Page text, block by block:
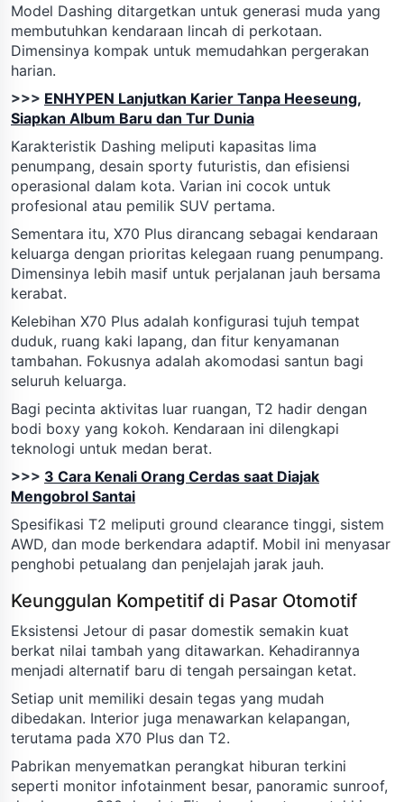
Model Dashing ditargetkan untuk generasi muda yang
membutuhkan kendaraan lincah di perkotaan.
Dimensinya kompak untuk memudahkan pergerakan
harian.
>>> ENHYPEN Lanjutkan Karier Tanpa Heeseung,
Siapkan Album Baru dan Tur Dunia
Karakteristik Dashing meliputi kapasitas lima
penumpang, desain sporty futuristis, dan efisiensi
operasional dalam kota. Varian ini cocok untuk
profesional atau pemilik SUV pertama.
Sementara itu, X70 Plus dirancang sebagai kendaraan
keluarga dengan prioritas kelegaan ruang penumpang.
Dimensinya lebih masif untuk perjalanan jauh bersama
kerabat.
Kelebihan X70 Plus adalah konfigurasi tujuh tempat
duduk, ruang kaki lapang, dan fitur kenyamanan
tambahan. Fokusnya adalah akomodasi santun bagi
seluruh keluarga.
Bagi pecinta aktivitas luar ruangan, T2 hadir dengan
bodi boxy yang kokoh. Kendaraan ini dilengkapi
teknologi untuk medan berat.
>>> 3 Cara Kenali Orang Cerdas saat Diajak
Mengobrol Santai
Spesifikasi T2 meliputi ground clearance tinggi, sistem
AWD, dan mode berkendara adaptif. Mobil ini menyasar
penghobi petualang dan penjelajah jarak jauh.
Keunggulan Kompetitif di Pasar Otomotif
Eksistensi Jetour di pasar domestik semakin kuat
berkat nilai tambah yang ditawarkan. Kehadirannya
menjadi alternatif baru di tengah persaingan ketat.
Setiap unit memiliki desain tegas yang mudah
dibedakan. Interior juga menawarkan kelapangan,
terutama pada X70 Plus dan T2.
Pabrikan menyematkan perangkat hiburan terkini
seperti monitor infotainment besar, panoramic sunroof,